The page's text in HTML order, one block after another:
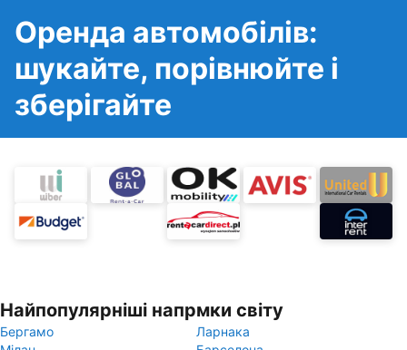
Оренда автомобілів:
шукайте, порівнюйте і
зберігайте
Найпопулярніші напрмки світу
Бергамо
Ларнака